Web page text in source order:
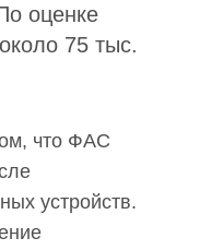
оценке
75 тыс.
что ФАС
устройств.